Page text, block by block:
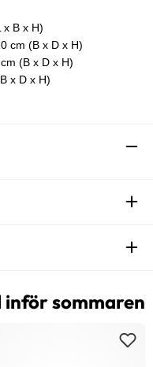
x B x H)
cm (B x D x H)
(B x D x H)
x D x H)
sommaren